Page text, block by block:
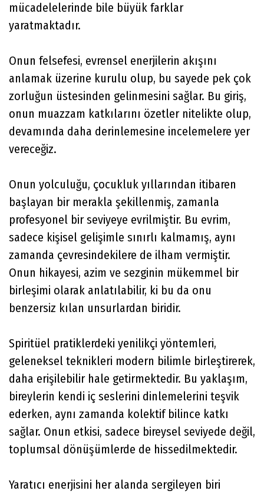
mücadelelerinde bile büyük farklar
yaratmaktadır.
Onun felsefesi, evrensel enerjilerin akışını
anlamak üzerine kurulu olup, bu sayede pek çok
zorluğun üstesinden gelinmesini sağlar. Bu giriş,
onun muazzam katkılarını özetler nitelikte olup,
devamında daha derinlemesine incelemelere yer
vereceğiz.
Onun yolculuğu, çocukluk yıllarından itibaren
başlayan bir merakla şekillenmiş, zamanla
profesyonel bir seviyeye evrilmiştir. Bu evrim,
sadece kişisel gelişimle sınırlı kalmamış, aynı
zamanda çevresindekilere de ilham vermiştir.
Onun hikayesi, azim ve sezginin mükemmel bir
birleşimi olarak anlatılabilir, ki bu da onu
benzersiz kılan unsurlardan biridir.
Spiritüel pratiklerdeki yenilikçi yöntemleri,
geleneksel teknikleri modern bilimle birleştirerek,
daha erişilebilir hale getirmektedir. Bu yaklaşım,
bireylerin kendi iç seslerini dinlemelerini teşvik
ederken, aynı zamanda kolektif bilince katkı
sağlar. Onun etkisi, sadece bireysel seviyede değil,
toplumsal dönüşümlerde de hissedilmektedir.
Yaratıcı enerjisini her alanda sergileyen biri